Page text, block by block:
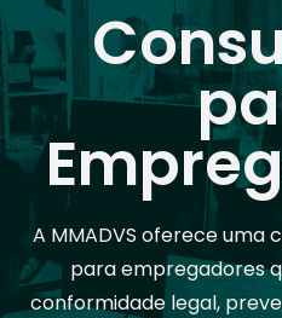
A MMADVS oferece uma
para empregadores
conformidade legal,